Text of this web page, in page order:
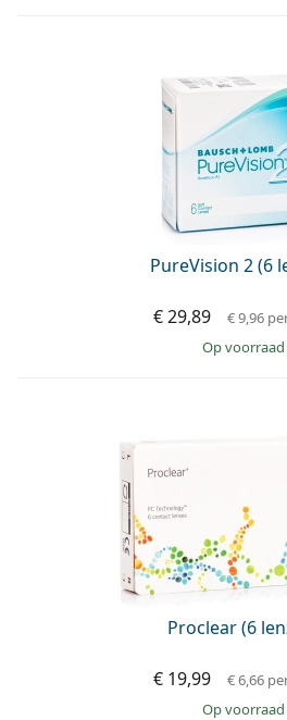
PureVision 2 (6
€ 29,89 € 9,96
op voorraad
Proclear (6
€ 19,99 € 6,66
op voorraad